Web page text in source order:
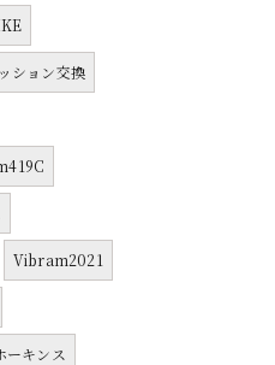
ション交換
Vibram2021
ーキンス